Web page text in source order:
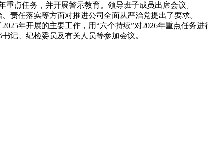
重点任务，并开展警示教育。领导班子成员出席会议。
任落实等方面对推进公司全面从严治党提出了要求。
年开展的主要工作，用“六个持续”对2026年重点任务进
记、纪检委员及有关人员等参加会议。